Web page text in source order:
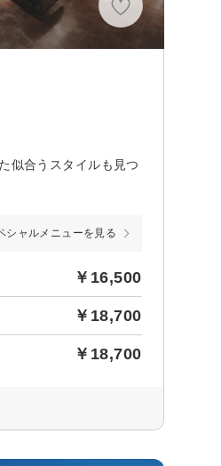
似合うスタイルも見つ
シャルメニューを見る
￥16,500
￥18,700
￥18,700